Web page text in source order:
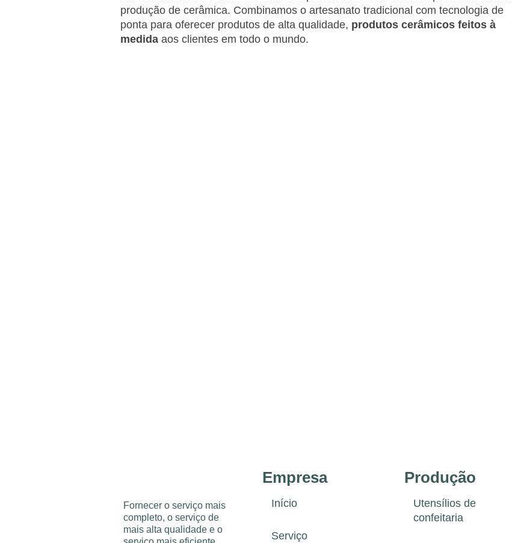
produção de cerâmica. Combinamos o artesanato tradicional com tecnologia de
ponta para oferecer produtos de alta qualidade, produtos cerâmicos feitos à
medida aos clientes em todo o mundo.
Fornecer o serviço mais
completo, o serviço de
mais alta qualidade e o
Empresa
Início
Serviço
Produção
Utensílios de
confeitaria